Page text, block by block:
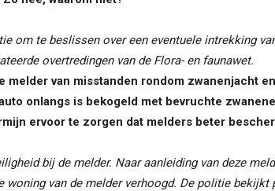
om te beslissen over een eventuele intrekking
overtredingen van de Flora- en faunawet.
melder van misstanden rondom zwanenjacht
onlangs is bekogeld met bevruchte
ervoor te zorgen dat melders beter
bij de melder. Naar aanleiding van deze
woning van de melder verhoogd. De politie bekijkt